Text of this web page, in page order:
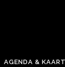
AGENDA &